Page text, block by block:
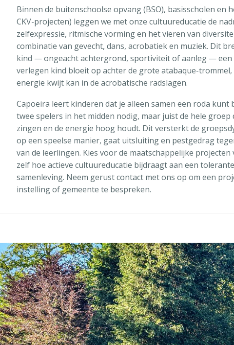
Binnen de buitenschoolse opvang (BSO), basisscholen en
CKV-projecten) leggen we met onze cultuureducatie de
zelfexpressie, ritmische vorming en het vieren van
combinatie van gevecht, dans, acrobatiek en muziek. Dit
kind — ongeacht achtergrond, sportiviteit of aanleg — een
verlegen kind bloeit op achter de grote atabaque-
energie kwijt kan in de acrobatische radslagen.
Capoeira leert kinderen dat je alleen samen een roda kunt
twee spelers in het midden nodig, maar juist de hele
zingen en de energie hoog houdt. Dit versterkt de
op een speelse manier, gaat uitsluiting en pestgedrag
van de leerlingen. Kies voor de maatschappelijke
zelf hoe actieve cultuureducatie bijdraagt aan een
samenleving. Neem gerust contact met ons op om een
instelling of gemeente te bespreken.